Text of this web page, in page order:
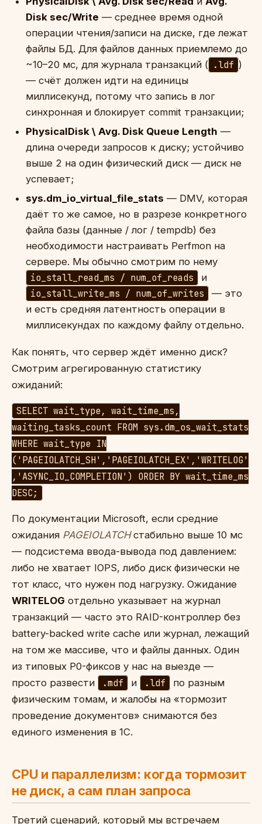
Disk sec/Write — среднее время одной
операции чтения/записи на диске, где лежат
файлы БД. Для файлов данных приемлемо до
~10–20 мс, для журнала транзакций ( .ldf )
— счёт должен идти на единицы
миллисекунд, потому что запись в лог
синхронная и блокирует commit транзакции;
PhysicalDisk \ Avg. Disk Queue Length —
длина очереди запросов к диску; устойчиво
выше 2 на один физический диск — диск не
успевает;
sys.dm_io_virtual_file_stats — DMV, которая
даёт то же самое, но в разрезе конкретного
файла базы (данные / лог / tempdb) без
необходимости настраивать Perfmon на
сервере. Мы обычно смотрим по нему
io_stall_read_ms / num_of_reads и
io_stall_write_ms / num_of_writes
— это
и есть средняя латентность операции в
миллисекундах по каждому файлу отдельно.
Как понять, что сервер ждёт именно диск?
Смотрим агрегированную статистику
ожиданий:
SELECT wait_type, wait_time_ms,
waiting_tasks_count FROM sys.dm_os_wait_stats
WHERE wait_type IN
('PAGEIOLATCH_SH','PAGEIOLATCH_EX','WRITELOG'
,'ASYNC_IO_COMPLETION') ORDER BY wait_time_ms
DESC;
По документации Microsoft, если средние
ожидания PAGEIOLATCHстабильно выше 10 мс
— подсистема ввода-вывода под давлением:
либо не хватает IOPS, либо диск физически не
тот класс, что нужен под нагрузку. Ожидание
WRITELOG отдельно указывает на журнал
транзакций — часто это RAID-контроллер без
battery-backed write cache или журнал, лежащий
на том же массиве, что и файлы данных. Один
из типовых P0-фиксов у нас на выезде —
просто развести
.mdf и .ldf
по разным
физическим томам, и жалобы на «тормозит
проведение документов» снимаются без
единого изменения в 1С.
CPU и параллелизм: когда тормозит
не диск, а сам план запроса
Третий сценарий, который мы встречаем